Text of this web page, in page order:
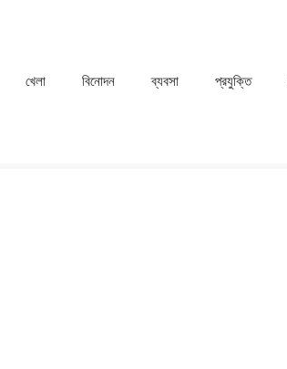
খেলা ⁠বিনোদন ব্যবসা প্রযুক্তি